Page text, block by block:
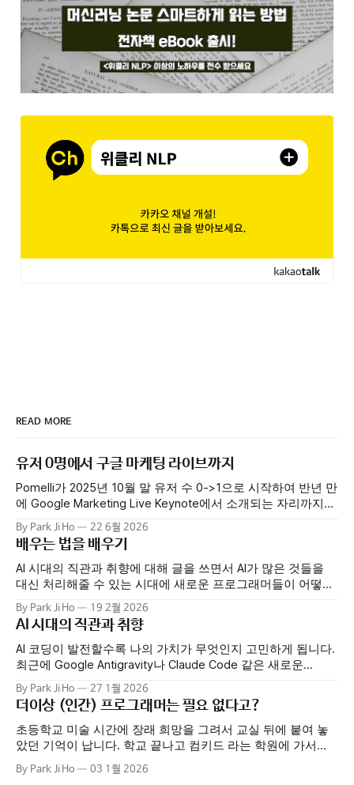
READ MORE
유저 0명에서 구글 마케팅 라이브까지
Pomelli가 2025년 10월 말 유저 수 0->1으로 시작하여 반년 만
에 Google Marketing Live Keynote에서 소개되는 자리까지
올라섰습니다. 현재에는 전 세계 수만 명의 사람들이 자신의
비즈니스를 성장시키기 위해 Pomelli를 사용하고 있습니다. 첫
출시 이후 Photoshoot, Product Catalog, Agent 등 여러 기능
들을 빠르게 출시했습니다. 팀의 모멘텀이 정말 엄청났습니다.
어떤 출시일에는
By Park Ji Ho 22 6월 2026
배우는 법을 배우기
AI 시대의 직관과 취향에 대해 글을 쓰면서 AI가 많은 것들을
대신 처리해줄 수 있는 시대에 새로운 프로그래머들이 어떻게
역량을 기를 수 있을지 얘기했었습니다. 이와 관련되서 최근에
재밌는 연구가 나와 공유하려 합니다. Anthropic이 AI의 도움이
배움에 어떤 영향을 미치는지 연구한 실험 결과를 발표했습니
다. 주니어 개발자들에게 새로운 Python 라이브러리(Trio)를
배우는
By Park Ji Ho 19 2월 2026
AI 시대의 직관과 취향
AI 코딩이 발전할수록 나의 가치가 무엇인지 고민하게 됩니다.
최근에 Google Antigravity나 Claude Code 같은 새로운
"Agentic" Coding 도구들을 업무와 취미 프로젝트에 동시에 사
용해보고 있는데, 정말 매일 기존의 관념이 부서지는 경험을
하고 있습니다. 보통 가족과 시간을 보내느라 바쁜 주말에 한
시간 정도 여유가 생겨서 장보기 영수증 기록 툴을 만들어보기
로
By Park Ji Ho 27 1월 2026
더이상 (인간) 프로그래머는 필요 없다고?
초등학교 미술 시간에 장래 희망을 그려서 교실 뒤에 붙여 놓
았던 기억이 납니다. 학교 끝나고 컴키드 라는 학원에 가서
PPT나 나모 웹에디터를 가지고 놀던(?) 저는 "프로그래머"라
는 직업을 그려 넣었었습니다. 그리고 그 아이는 지금은 그렇
By Park Ji Ho 03 1월 2026